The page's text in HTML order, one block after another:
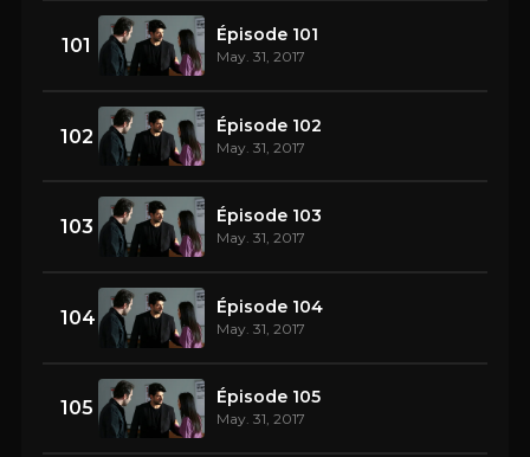
101 Épisode 101
May. 31, 2017
102 Épisode 102
May. 31, 2017
103 Épisode 103
May. 31, 2017
104 Épisode 104
May. 31, 2017
105 Épisode 105
May. 31, 2017